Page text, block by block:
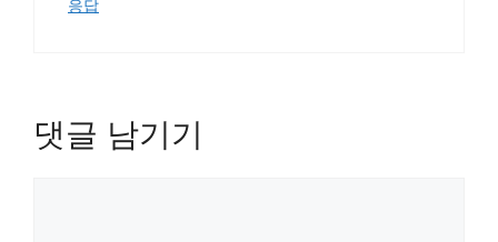
응답
댓글 남기기